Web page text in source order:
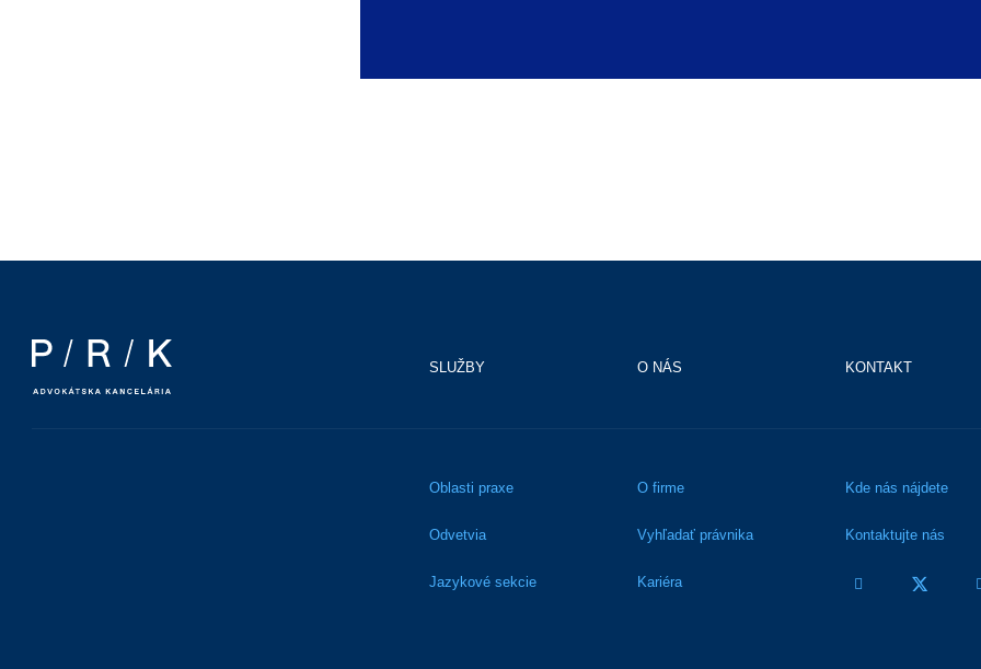
SLUŽBY
Oblasti praxe
Odvetvia
Jazykové sekcie
O NÁS
O firme
Vyhľadať právnika
Kariéra
KONTAKT
Kde nás nájdete
Kontaktujte nás